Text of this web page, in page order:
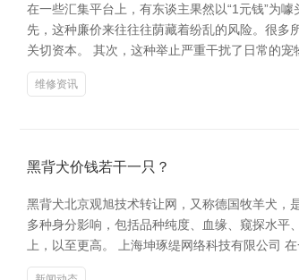
在一些汇集平台上，有东谈主果然以“1元钱”为
先，这种廉价来往往往荫藏着纷乱的风险。很多
关切资本。 其次，这种举止严重干扰了日常的
维修资讯
黑背犬价钱若干一只？
黑背犬北京观旭技术转让网，又称德国牧羊犬，
多种身分影响，包括品种纯度、血缘、窥探水
上，以至更高。 上海坤琢缇网络科技有限公司